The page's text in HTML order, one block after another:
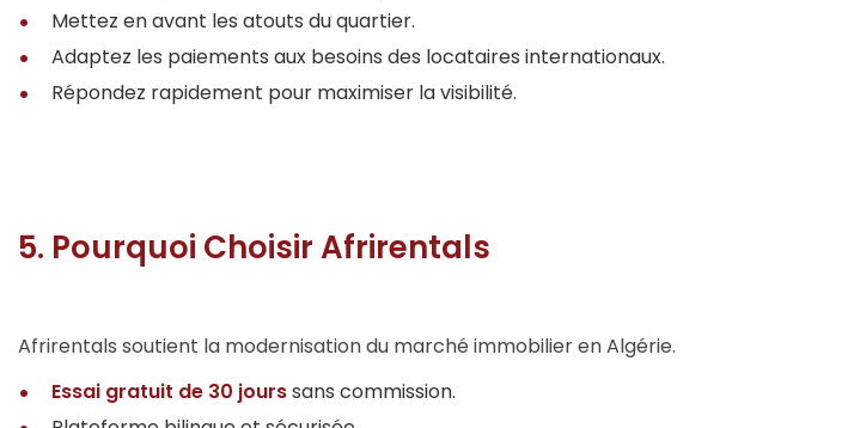
Mettez en avant les atouts du quartier.
Adaptez les paiements aux besoins des locataires internationaux.
Répondez rapidement pour maximiser la visibilité.
5. Pourquoi Choisir Afrirentals
Afrirentals soutient la modernisation du marché immobilier en Algérie.
Essai gratuit de 30 jourssans commission.